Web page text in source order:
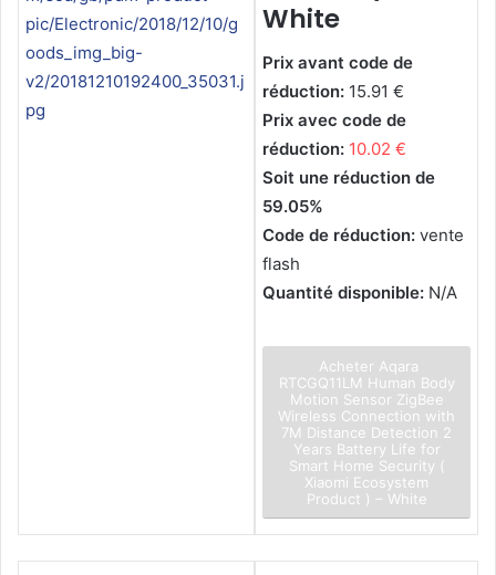
White
Prix avant code de
réduction: 15.91 €
Prix avec code de
réduction: 10.02 €
Soit une réduction de
59.05%
Code de réduction: vente
flash
Quantité disponible: N/A
Acheter Aqara
RTCGQ11LM Human Body
Motion Sensor ZigBee
Wireless Connection with
7M Distance Detection 2
Years Battery Life for
Smart Home Security (
Xiaomi Ecosystem
Product ) – White